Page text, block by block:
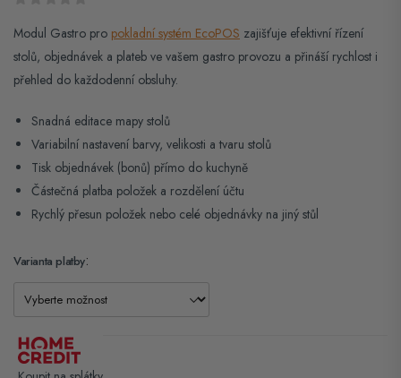
Modul Gastro pro pokladní systém EcoPOS zajišťuje efektivní řízení
stolů, objednávek a plateb ve vašem gastro provozu a přináší rychlost i
přehled do každodenní obsluhy.
Snadná editace mapy stolů
Variabilní nastavení barvy, velikosti a tvaru stolů
Tisk objednávek (bonů) přímo do kuchyně
Částečná platba položek a rozdělení účtu
Rychlý přesun položek nebo celé objednávky na jiný stůl
Varianta platby